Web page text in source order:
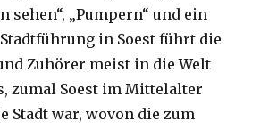
sehen“, „Pumpern“ und ein
in Soest führt die
Zuhörer meist in die Welt
zumal Soest im Mittelalter
Stadt war, wovon die zum